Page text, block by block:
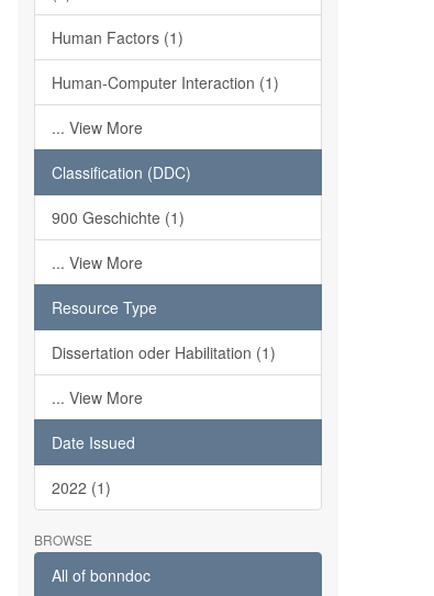
Human Factors (1)
Human-Computer Interaction (1)
... View More
Classification (DDC)
900 Geschichte (1)
... View More
Resource Type
Dissertation oder Habilitation (1)
... View More
Date Issued
2022 (1)
BROWSE
All of bonndoc